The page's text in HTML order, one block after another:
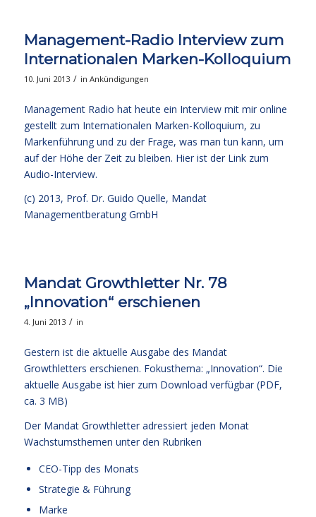
Management-Radio Interview zum
Internationalen Marken-Kolloquium
10. Juni 2013 / in Ankündigungen
Management Radio hat heute ein Interview mit mir online
gestellt zum Internationalen Marken-Kolloquium, zu
Markenführung und zu der Frage, was man tun kann, um
auf der Höhe der Zeit zu bleiben. Hier ist der Link zum
Audio-Interview.
(c) 2013, Prof. Dr. Guido Quelle, Mandat
Managementberatung GmbH
Mandat Growthletter Nr. 78
„Innovation“ erschienen
4. Juni 2013 / in
Gestern ist die aktuelle Ausgabe des Mandat
Growthletters erschienen. Fokusthema: „Innovation“. Die
aktuelle Ausgabe ist hier zum Download verfügbar (PDF,
ca. 3 MB)
Der Mandat Growthletter adressiert jeden Monat
Wachstumsthemen unter den Rubriken
CEO-Tipp des Monats
Strategie & Führung
Marke